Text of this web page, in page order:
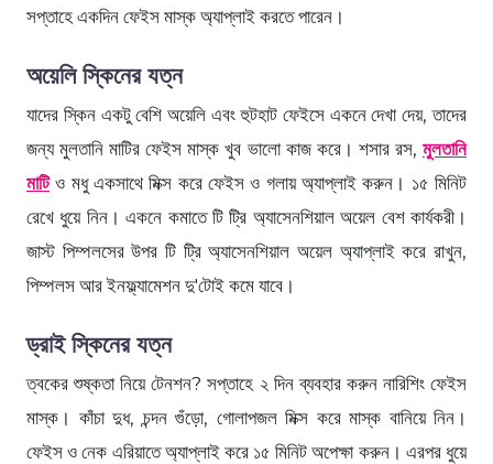
সপ্তাহে একদিন ফেইস মাস্ক অ্যাপ্লাই করতে পারেন।
অয়েলি স্কিনের যত্ন
যাদের স্কিন একটু বেশি অয়েলি এবং হুটহাট ফেইসে একনে দেখা দেয়, তাদের
জন্য মুলতানি মাটির ফেইস মাস্ক খুব ভালো কাজ করে। শসার রস, মুলতানি
মাটিও মধু একসাথে মিক্স করে ফেইস ও গলায় অ্যাপ্লাই করুন। ১৫ মিনিট
রেখে ধুয়ে নিন। একনে কমাতে টি ট্রি অ্যাসেনশিয়াল অয়েল বেশ কার্যকরী।
জাস্ট পিম্পলসের উপর টি ট্রি অ্যাসেনশিয়াল অয়েল অ্যাপ্লাই করে রাখুন,
পিম্পলস আর ইনফ্ল্যামেশন দু'টোই কমে যাবে।
ড্রাই স্কিনের যত্ন
ত্বকের শুষ্কতা নিয়ে টেনশন? সপ্তাহে ২ দিন ব্যবহার করুন নারিশিং ফেইস
মাস্ক। কাঁচা দুধ, চন্দন গুঁড়ো, গোলাপজল মিক্স করে মাস্ক বানিয়ে নিন।
ফেইস ও নেক এরিয়াতে অ্যাপ্লাই করে ১৫ মিনিট অপেক্ষা করুন। এরপর ধুয়ে